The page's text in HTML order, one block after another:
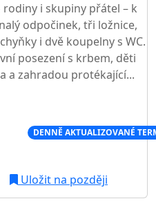
i skupiny přátel – k
odpočinek, tři ložnice,
i dvě koupelny s WC.
posezení s krbem, děti
a zahradou protékající...
DENNĚ AKTUALIZOVANÉ
Uložit na později